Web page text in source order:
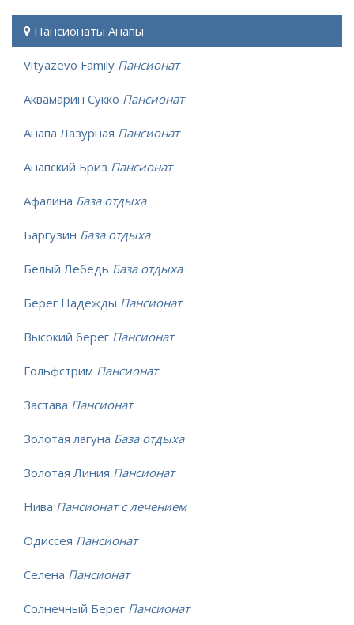
Пансионаты Анапы
Vityazevo Family Пансионат
Аквамарин Сукко Пансионат
Анапа Лазурная Пансионат
Анапский Бриз Пансионат
Афалина База отдыха
Баргузин База отдыха
Белый Лебедь База отдыха
Берег Надежды Пансионат
Высокий берег Пансионат
Гольфстрим Пансионат
Застава Пансионат
Золотая лагуна База отдыха
Золотая Линия Пансионат
Нива Пансионат с лечением
Одиссея Пансионат
Селена Пансионат
Солнечный Берег Пансионат